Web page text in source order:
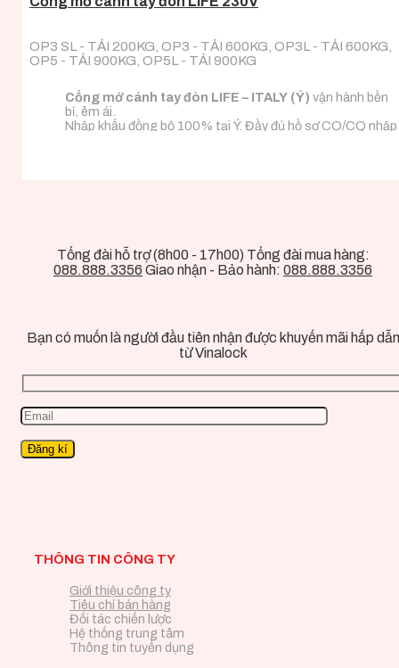
OP3 SL - TẢI 200KG, OP3 - TẢI 600KG, OP3L - TẢI 600KG,
OP5 - TẢI 900KG, OP5L - TẢI 900KG
Cổng mở cánh tay đòn LIFE – ITALY (Ý) vận hành bền
bỉ, êm ái.
Nhập khẩu đồng bộ 100% tại Ý. Đầy đủ hồ sơ CO/CQ nhập
Tổng đài hỗ trợ (8h00 - 17h00) Tổng đài mua hàng:
088.888.3356 Giao nhận - Bảo hành: 088.888.3356
Bạn có muốn là người đầu tiên nhận được khuyến mãi hấp dẫn
từ Vinalock
THÔNG TIN CÔNG TY
Giới thiệu công ty
Tiêu chí bán hàng
Đối tác chiến lược
Hệ thống trung tâm
Thông tin tuyển dụng